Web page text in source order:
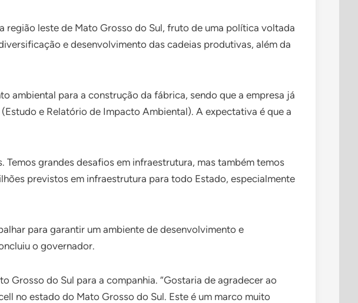
região leste de Mato Grosso do Sul, fruto de uma política voltada
e desenvolvimento das cadeias produtivas, além da
ambiental para a construção da fábrica, sendo que a empresa já
e Relatório de Impacto Ambiental). A expectativa é que a
grandes desafios em infraestrutura, mas também temos
previstos em infraestrutura para todo Estado, especialmente
para garantir um ambiente de desenvolvimento e
o governador.
Grosso do Sul para a companhia. “Gostaria de agradecer ao
no estado do Mato Grosso do Sul. Este é um marco muito